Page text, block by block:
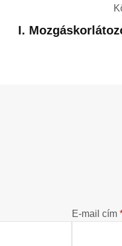
I.
E-mail cím